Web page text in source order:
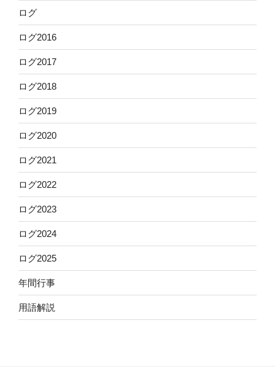
ログ
ログ2016
ログ2017
ログ2018
ログ2019
ログ2020
ログ2021
ログ2022
ログ2023
ログ2024
ログ2025
年間行事
用語解説